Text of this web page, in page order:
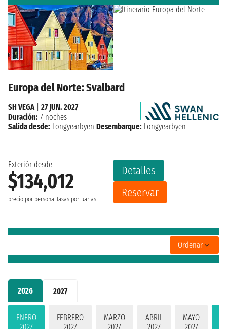
2026 2027
ENERO
FEBRERO
MARZO
ABRIL
MAYO
Europa del Norte: Svalbard
Exteriór desde
$134,012
precio por persona Tasas portuarias
Detalles
Reservar
SH VEGA| 27 JUN. 2027
Duración: 7 noches
Salida desde: Longyearbyen Desembarque: Longyearbyen
Ordenar